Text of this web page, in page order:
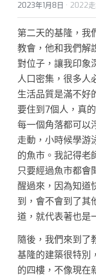
2023年1月8日 · 2022
第二天的基隆，我
教會，他和我們解
對位子，讓我印象
人口密集，很多人
生活品質是滿不好
要住到7個人，真
每一個角落都可以
走動，小時候學游
的魚市。我記得老
只要經過魚市都會
醒過來，因為知道
到，會不會到了其
道，就代表著也是
隨後，我們來到了
基隆的建築很特別
的四樓，不像現在